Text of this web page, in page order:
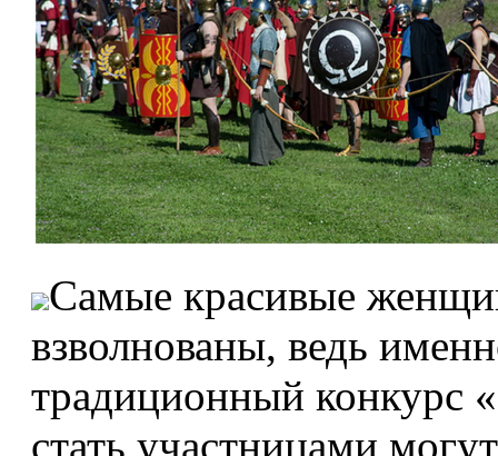
Самые красивые
взволнованы, ведь
традиционный конкурс
стать участницами